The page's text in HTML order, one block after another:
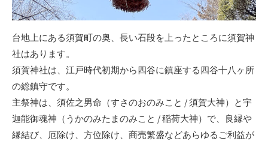
台地上にある須賀町の奥、長い石段を上ったところに須賀神
社はあります。
須賀神社は、江戸時代初期から四谷に鎮座する四谷十八ヶ所
の総鎮守です。
主祭神は、須佐之男命（すさのおのみこと / 須賀大神）と宇
迦能御魂神（うかのみたまのみこと / 稲荷大神）で、良縁や
縁結び、厄除け、方位除け、商売繁盛などあらゆるご利益が